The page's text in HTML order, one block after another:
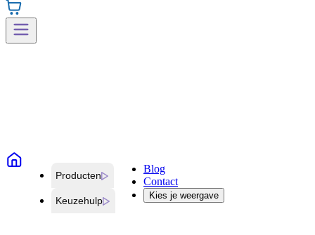
Producten
Keuzehulp
Blog
Contact
Kies je weergave